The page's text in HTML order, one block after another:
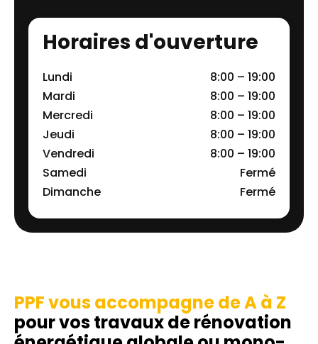
Horaires d'ouverture
Lundi
8:00 – 19:00
Mardi
8:00 – 19:00
Mercredi
8:00 – 19:00
Jeudi
8:00 – 19:00
Vendredi
8:00 – 19:00
Samedi
Fermé
Dimanche
Fermé
PPF vous accompagne de A à Z
pour vos travaux de rénovation